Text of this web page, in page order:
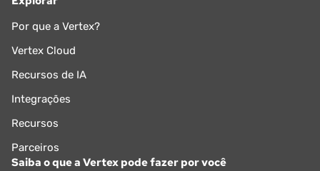
Por que a Vertex?
Vertex Cloud
Recursos de IA
Integrações
Recursos
Parceiros
Saiba o que a Vertex pode fazer por você